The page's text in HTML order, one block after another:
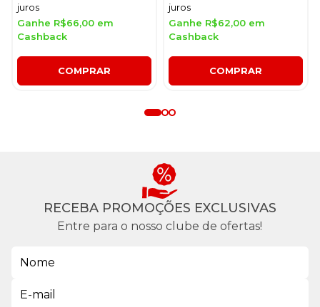
juros
Ganhe R$66,00 em
Cashback
COMPRAR
juros
Ganhe R$62,00 em
Cashback
COMPRAR
RECEBA PROMOÇÕES EXCLUSIVAS
Entre para o nosso clube de ofertas!